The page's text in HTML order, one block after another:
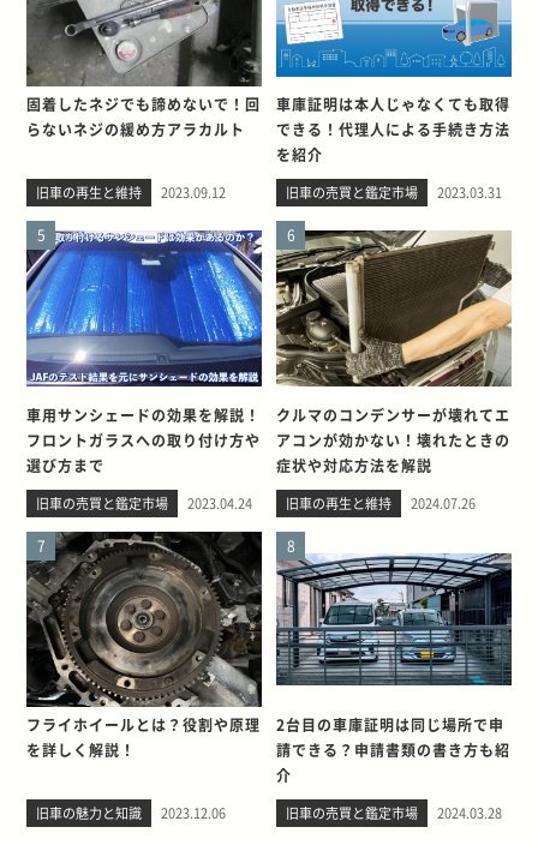
固着したネジでも諦めないで！回
らないネジの緩め方アラカルト
旧車の再生と維持 2023.09.12
車庫証明は本人じゃなくても取得
できる！代理人による手続き方法
を紹介
旧車の売買と鑑定市場 2023.03.31
5
車用サンシェードの効果を解説！
フロントガラスへの取り付け方や
選び方まで
旧車の売買と鑑定市場 2023.04.24
6
クルマのコンデンサーが壊れてエ
アコンが効かない！壊れたときの
症状や対応方法を解説
旧車の再生と維持 2024.07.26
7
フライホイールとは？役割や原理
を詳しく解説！
旧車の魅力と知識 2023.12.06
8
2台目の車庫証明は同じ場所で申
請できる？申請書類の書き方も紹
介
旧車の売買と鑑定市場 2024.03.28